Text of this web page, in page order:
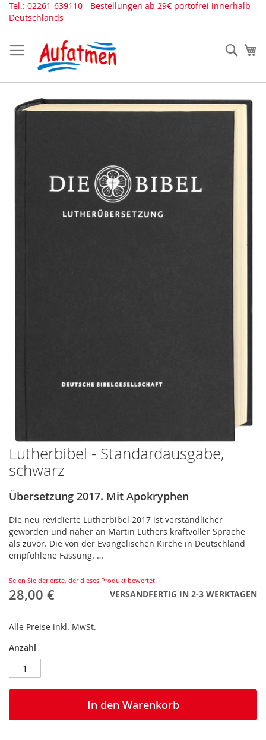
Direkt
zum
Tel.: 02261-639110 - Bestellungen ab 29€ portofrei innerhalb
Deutschlands
Lutherbibel - Standardausgabe,
schwarz
Übersetzung 2017. Mit Apokryphen
Die neu revidierte Lutherbibel 2017 ist verständlicher
geworden und näher an Martin Luthers kraftvoller Sprache
als zuvor. Die von der Evangelischen Kirche in Deutschland
empfohlene Fassung. …
Seien Sie der erste, der dieses Produkt bewertet
28,00 € VERSANDFERTIG IN 2-3 WERKTAGEN
Alle Preise inkl. MwSt.
Anzahl
In den Warenkorb
Zum
Ende
Zum
Anfang
der
springen